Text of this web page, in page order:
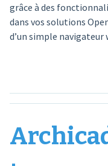
grâce à des
dans vos solutions
d’un simple navigateur